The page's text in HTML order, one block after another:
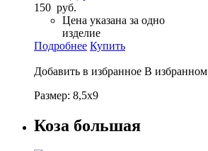
150 руб.
Цена указана за одно
изделие
Подробнее Купить
Добавить в избранное В избранном
Размер: 8,5х9
Коза большая